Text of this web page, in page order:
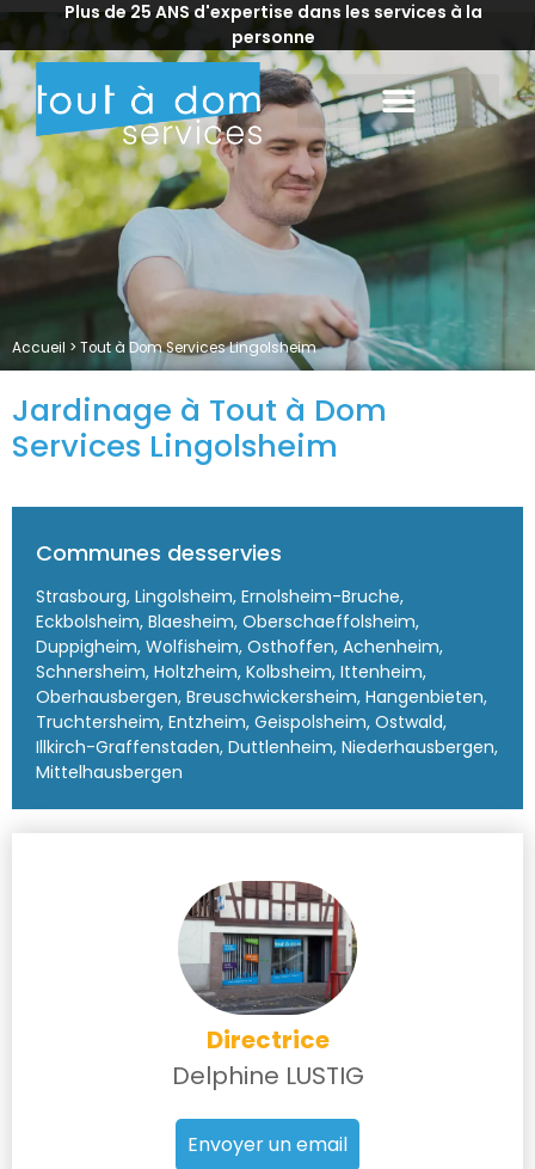
Plus de 25 ANS d'expertise dans les services à la
personne
Accueil > Tout à Dom Services Lingolsheim
Jardinage à Tout à Dom
Services Lingolsheim
Communes desservies
Strasbourg, Lingolsheim, Ernolsheim-Bruche,
Eckbolsheim, Blaesheim, Oberschaeffolsheim,
Duppigheim, Wolfisheim, Osthoffen, Achenheim,
Schnersheim, Holtzheim, Kolbsheim, Ittenheim,
Oberhausbergen, Breuschwickersheim, Hangenbieten,
Truchtersheim, Entzheim, Geispolsheim, Ostwald,
Illkirch-Graffenstaden, Duttlenheim, Niederhausbergen,
Mittelhausbergen
Directrice
Delphine LUSTIG
Envoyer un email